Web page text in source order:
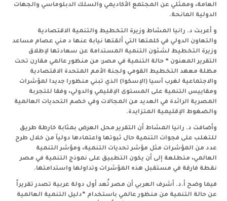
العامة، وممثلي عن المجتمع الأكاديمي والسلك الدبلوماسي والجهات
الدولية المانحة.
و أعربت د. رانيا المشاط وزيرة التخطيط والتنمية الاقتصادية
والتعاون الدولي في كلمتها التي ألقتها نيابة عنها د مني عصام مساعد
وزيرة التخطيط لشئون التنمية المستدامة عن سعادتها لإطلاق
التقرير المعنون ” حالة التنمية في مصر: من منظور عالمي مقارن تحت
مظلة معهد التخطيط القومي ولجنة الأمم المتحدة الاقتصادية
والاجتماعية لغرب آسيا (الإسكوا) الذي تبني منظورا جديدا لمؤشرات
ومقاييس التنمية على المستوى الإقليمي والدولي، وفقا للتجربة
المصرية الرائدة في العديد من المجالات وفي خضم التحديات العالمية
والضغوط الإقليمية المتزايدة.
وأضافت د. رانيا المشاط أن التقرير محل العرض بمثابة خارطة طريق
للتغلب على فجوات التنمية حال ثبوتها واعتمادها دولياَ من خلال طرح
عدد من المؤشرات مثل مؤشر تحديات التنمية، ومؤشر التنمية
العالمي، متطلعة إلى أن يكون التطبيق على نموذج التنمية في مصر
نقطة فارقة في مستقبل هذه المؤشرات وتداولها واستدامتها.
فيما وضح أ.د. أشرف العربي أن مصر تُعد أول دولة عربية تصدر تقريراً
عن حالة التنمية من منظور عالمي باستخدام “دليل التنمية العالمية